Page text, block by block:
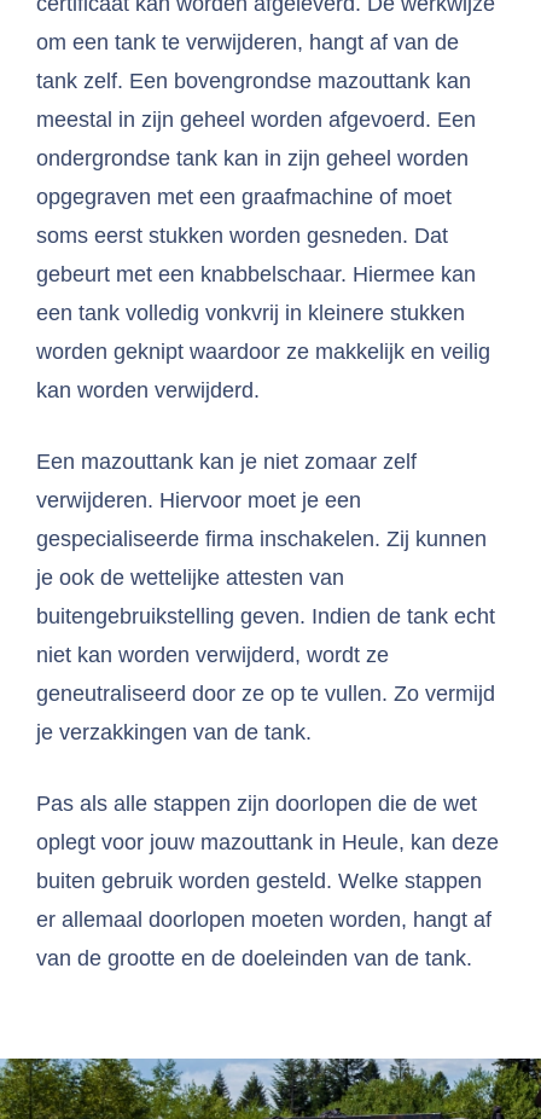
om een tank te verwijderen, hangt af van de
tank zelf. Een bovengrondse mazouttank kan
meestal in zijn geheel worden afgevoerd. Een
ondergrondse tank kan in zijn geheel worden
opgegraven met een graafmachine of moet
soms eerst stukken worden gesneden. Dat
gebeurt met een knabbelschaar. Hiermee kan
een tank volledig vonkvrij in kleinere stukken
worden geknipt waardoor ze makkelijk en veilig
kan worden verwijderd.
Een mazouttank kan je niet zomaar zelf
verwijderen. Hiervoor moet je een
gespecialiseerde firma inschakelen. Zij kunnen
je ook de wettelijke attesten van
buitengebruikstelling geven. Indien de tank echt
niet kan worden verwijderd, wordt ze
geneutraliseerd door ze op te vullen. Zo vermijd
je verzakkingen van de tank.
Pas als alle stappen zijn doorlopen die de wet
oplegt voor jouw mazouttank in Heule, kan deze
buiten gebruik worden gesteld. Welke stappen
er allemaal doorlopen moeten worden, hangt af
van de grootte en de doeleinden van de tank.